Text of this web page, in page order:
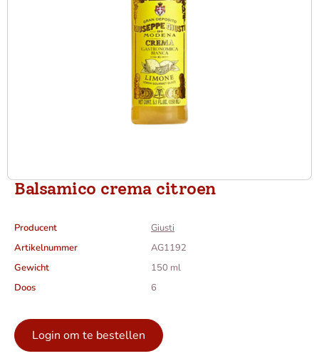
Balsamico crema citroen
Producent
Giusti
Artikelnummer
AG1192
Gewicht
150 ml
Doos
6
Login om te bestellen